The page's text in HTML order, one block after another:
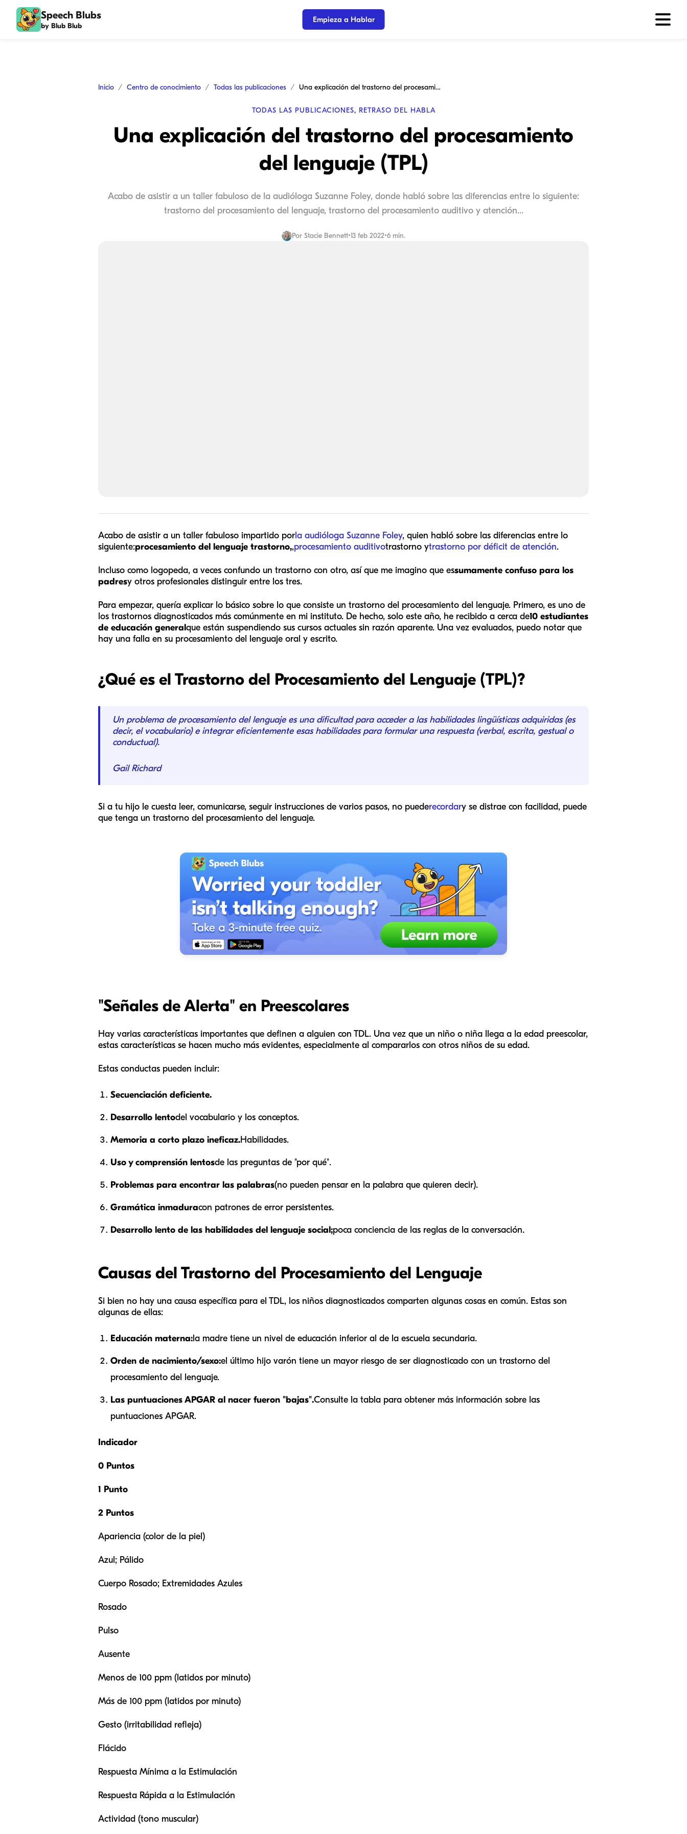
Speech Blubs
by Blub Blub
Empieza a Hablar
Inicio Centro de conocimiento Todas las publicaciones Una explicación del trastorno del procesamiento del lenguaje (TPL)
TODAS LAS PUBLICACIONES, RETRASO DEL HABLA
Una explicación del trastorno del procesamiento
del lenguaje (TPL)
Acabo de asistir a un taller fabuloso de la audióloga Suzanne Foley, donde habló sobre las diferencias entre lo siguiente:
trastorno del procesamiento del lenguaje, trastorno del procesamiento auditivo y atención...
Por Stacie Bennett•13 feb 2022•6 min.
Acabo de asistir a un taller fabuloso impartido porla audióloga Suzanne Foley, quien habló sobre las diferencias entre lo
siguiente:procesamiento del lenguaje trastorno,,procesamiento auditivotrastorno ytrastorno por déficit de atención.
Incluso como logopeda, a veces confundo un trastorno con otro, así que me imagino que essumamente confuso para los
padresy otros profesionales distinguir entre los tres.
Para empezar, quería explicar lo básico sobre lo que consiste un trastorno del procesamiento del lenguaje. Primero, es uno de
los trastornos diagnosticados más comúnmente en mi instituto. De hecho, solo este año, he recibido a cerca de10 estudiantes
de educación generalque están suspendiendo sus cursos actuales sin razón aparente. Una vez evaluados, puedo notar que
hay una falla en su procesamiento del lenguaje oral y escrito.
¿Qué es el Trastorno del Procesamiento del Lenguaje (TPL)?
Un problema de procesamiento del lenguaje es una dificultad para acceder a las habilidades lingüísticas adquiridas (es
decir, el vocabulario) e integrar eficientemente esas habilidades para formular una respuesta (verbal, escrita, gestual o
conductual).
Gail Richard
Si a tu hijo le cuesta leer, comunicarse, seguir instrucciones de varios pasos, no puederecordary se distrae con facilidad, puede
que tenga un trastorno del procesamiento del lenguaje.
"Señales de Alerta" en Preescolares
Hay varias características importantes que definen a alguien con TDL. Una vez que un niño o niña llega a la edad preescolar,
estas características se hacen mucho más evidentes, especialmente al compararlos con otros niños de su edad.
Estas conductas pueden incluir:
Secuenciación deficiente.
Desarrollo lentodel vocabulario y los conceptos.
Memoria a corto plazo ineficaz.Habilidades.
Uso y comprensión lentosde las preguntas de "por qué".
Problemas para encontrar las palabras(no pueden pensar en la palabra que quieren decir).
Gramática inmaduracon patrones de error persistentes.
Desarrollo lento de las habilidades del lenguaje social;poca conciencia de las reglas de la conversación.
Causas del Trastorno del Procesamiento del Lenguaje
Si bien no hay una causa específica para el TDL, los niños diagnosticados comparten algunas cosas en común. Estas son
algunas de ellas:
Educación materna:la madre tiene un nivel de educación inferior al de la escuela secundaria.
Orden de nacimiento/sexo:el último hijo varón tiene un mayor riesgo de ser diagnosticado con un trastorno del
procesamiento del lenguaje.
Las puntuaciones APGAR al nacer fueron "bajas".Consulte la tabla para obtener más información sobre las
puntuaciones APGAR.
Indicador
0 Puntos
1 Punto
2 Puntos
Apariencia (color de la piel)
Azul; Pálido
Cuerpo Rosado; Extremidades Azules
Rosado
Pulso
Ausente
Menos de 100 ppm (latidos por minuto)
Más de 100 ppm (latidos por minuto)
Gesto (irritabilidad refleja)
Flácido
Respuesta Mínima a la Estimulación
Respuesta Rápida a la Estimulación
Actividad (tono muscular)